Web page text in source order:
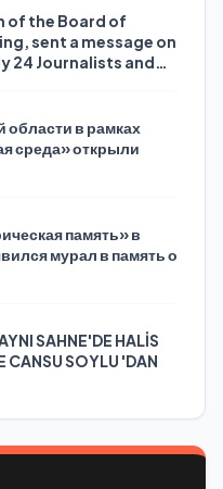
of the Board of
sent a message on
24 Journalists and
области в рамках
среда» открыли
память» в
мурал в память о
SAHNE'DE HALİS
CANSU SOYLU 'DAN